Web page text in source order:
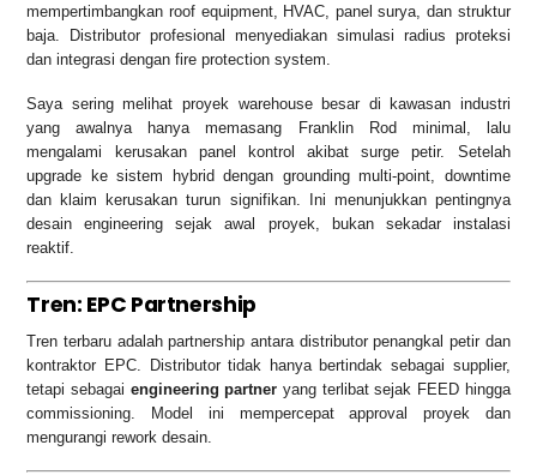
mempertimbangkan roof equipment, HVAC, panel surya, dan struktur
baja. Distributor profesional menyediakan simulasi radius proteksi
dan integrasi dengan fire protection system.
Saya sering melihat proyek warehouse besar di kawasan industri
yang awalnya hanya memasang Franklin Rod minimal, lalu
mengalami kerusakan panel kontrol akibat surge petir. Setelah
upgrade ke sistem hybrid dengan grounding multi-point, downtime
dan klaim kerusakan turun signifikan. Ini menunjukkan pentingnya
desain engineering sejak awal proyek, bukan sekadar instalasi
reaktif.
Tren: EPC Partnership
Tren terbaru adalah partnership antara distributor penangkal petir dan
kontraktor EPC. Distributor tidak hanya bertindak sebagai supplier,
tetapi sebagai engineering partner yang terlibat sejak FEED hingga
commissioning. Model ini mempercepat approval proyek dan
mengurangi rework desain.